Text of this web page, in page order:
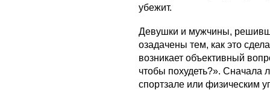
убежит.
Девушки и мужчины,
озадачены тем, как это
возникает объективный
чтобы похудеть?». Сначала
спортзале или физическим